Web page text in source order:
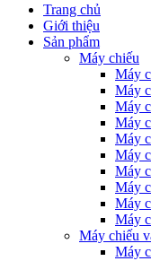
Trang chủ
Giới thiệu
Sản phẩm
Máy chiếu
Máy
Máy
Máy
Máy
Máy
Máy
Máy
Máy
Máy
Máy
Máy chiếu
Máy